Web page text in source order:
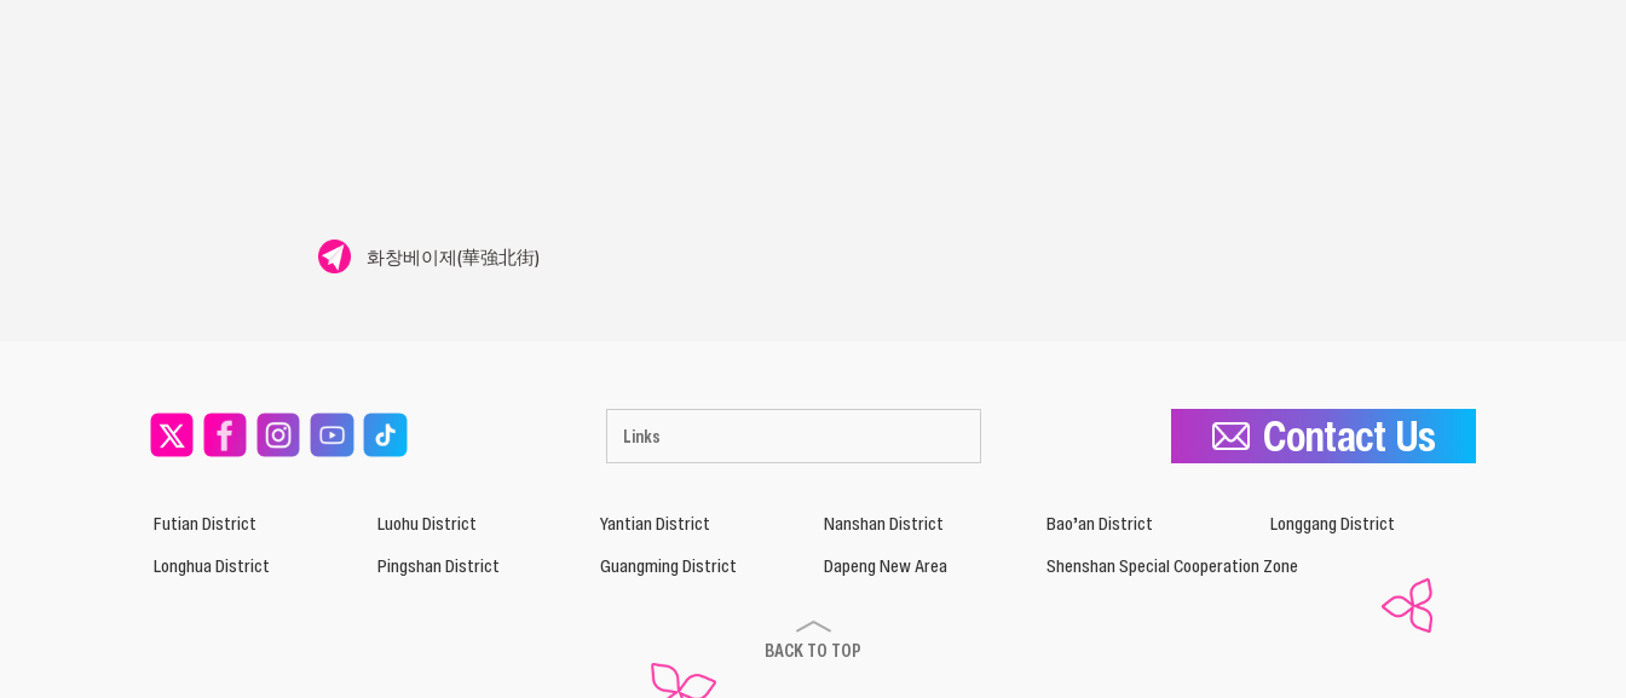
화창베이제(華強北街)
Links Contact Us
Futian District Luohu District Yantian District Nanshan District Bao’an District
Longgang District
Longhua District
Pingshan District Guangming District Dapeng New Area Shenshan Special Cooperation Zone
BACK TO TOP